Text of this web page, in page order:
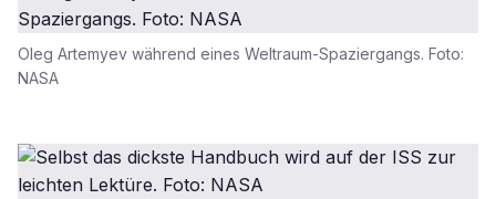
Oleg Artemyev während eines Weltraum-Spaziergangs. Foto:
NASA